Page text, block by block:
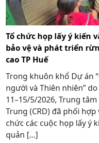
Tổ chức họp lấy ý kiến
bảo vệ và phát triển
cao TP Huế
Trong khuôn khổ Dự án
người và Thiên nhiên”
11–15/5/2026, Trung
Trung (CRD) đã phối
chức các cuộc họp lấy ý
quản […]